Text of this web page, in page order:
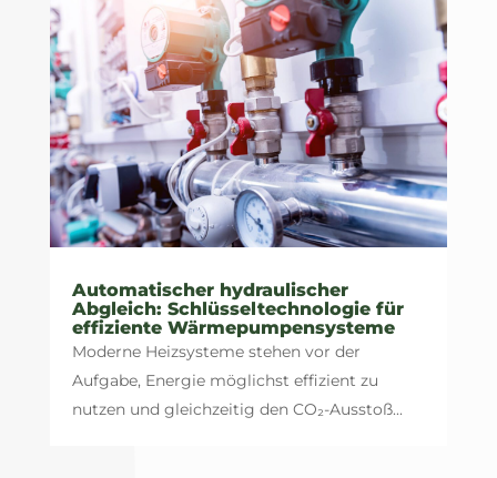
Automatischer hydraulischer
Abgleich: Schlüsseltechnologie für
effiziente Wärmepumpensysteme
Moderne Heizsysteme stehen vor der
Aufgabe, Energie möglichst effizient zu
nutzen und gleichzeitig den CO₂-Ausstoß...